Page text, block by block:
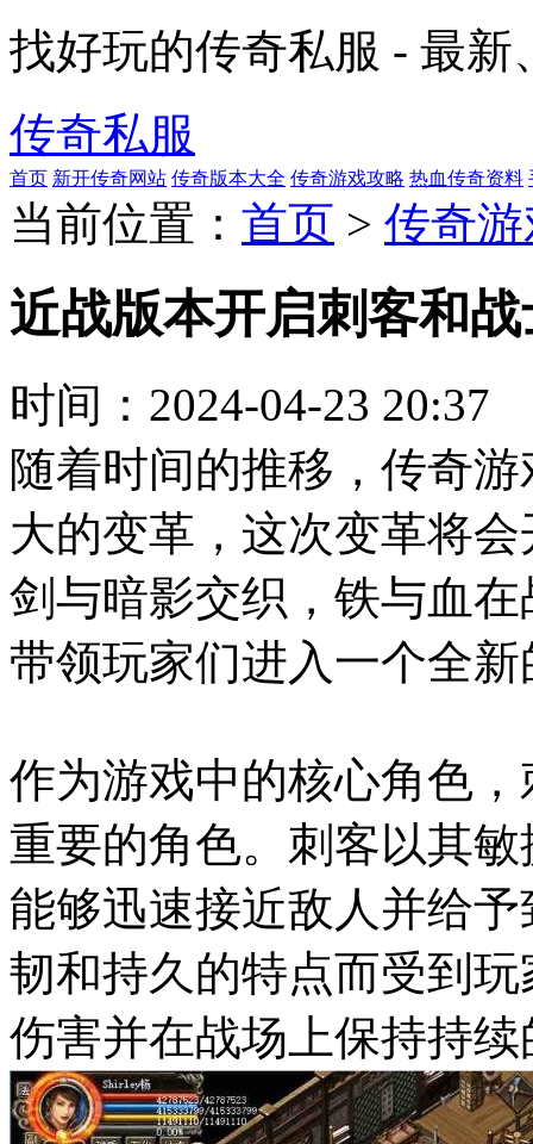
找好玩的传奇私服 - 最
传奇私服
首页 新开传奇网站 传奇版本大全 传奇游戏攻略 热血传奇资料
当前位置： 首页 > 传奇
近战版本开启刺客和
时间： 2024-04-23 20:37
随着时间的推移，传奇
大的变革，这次变革将
剑与暗影交织，铁与血
带领玩家们进入一个全
作为游戏中的核心角色
重要的角色。刺客以其
能够迅速接近敌人并给
韧和持久的特点而受到
伤害并在战场上保持持